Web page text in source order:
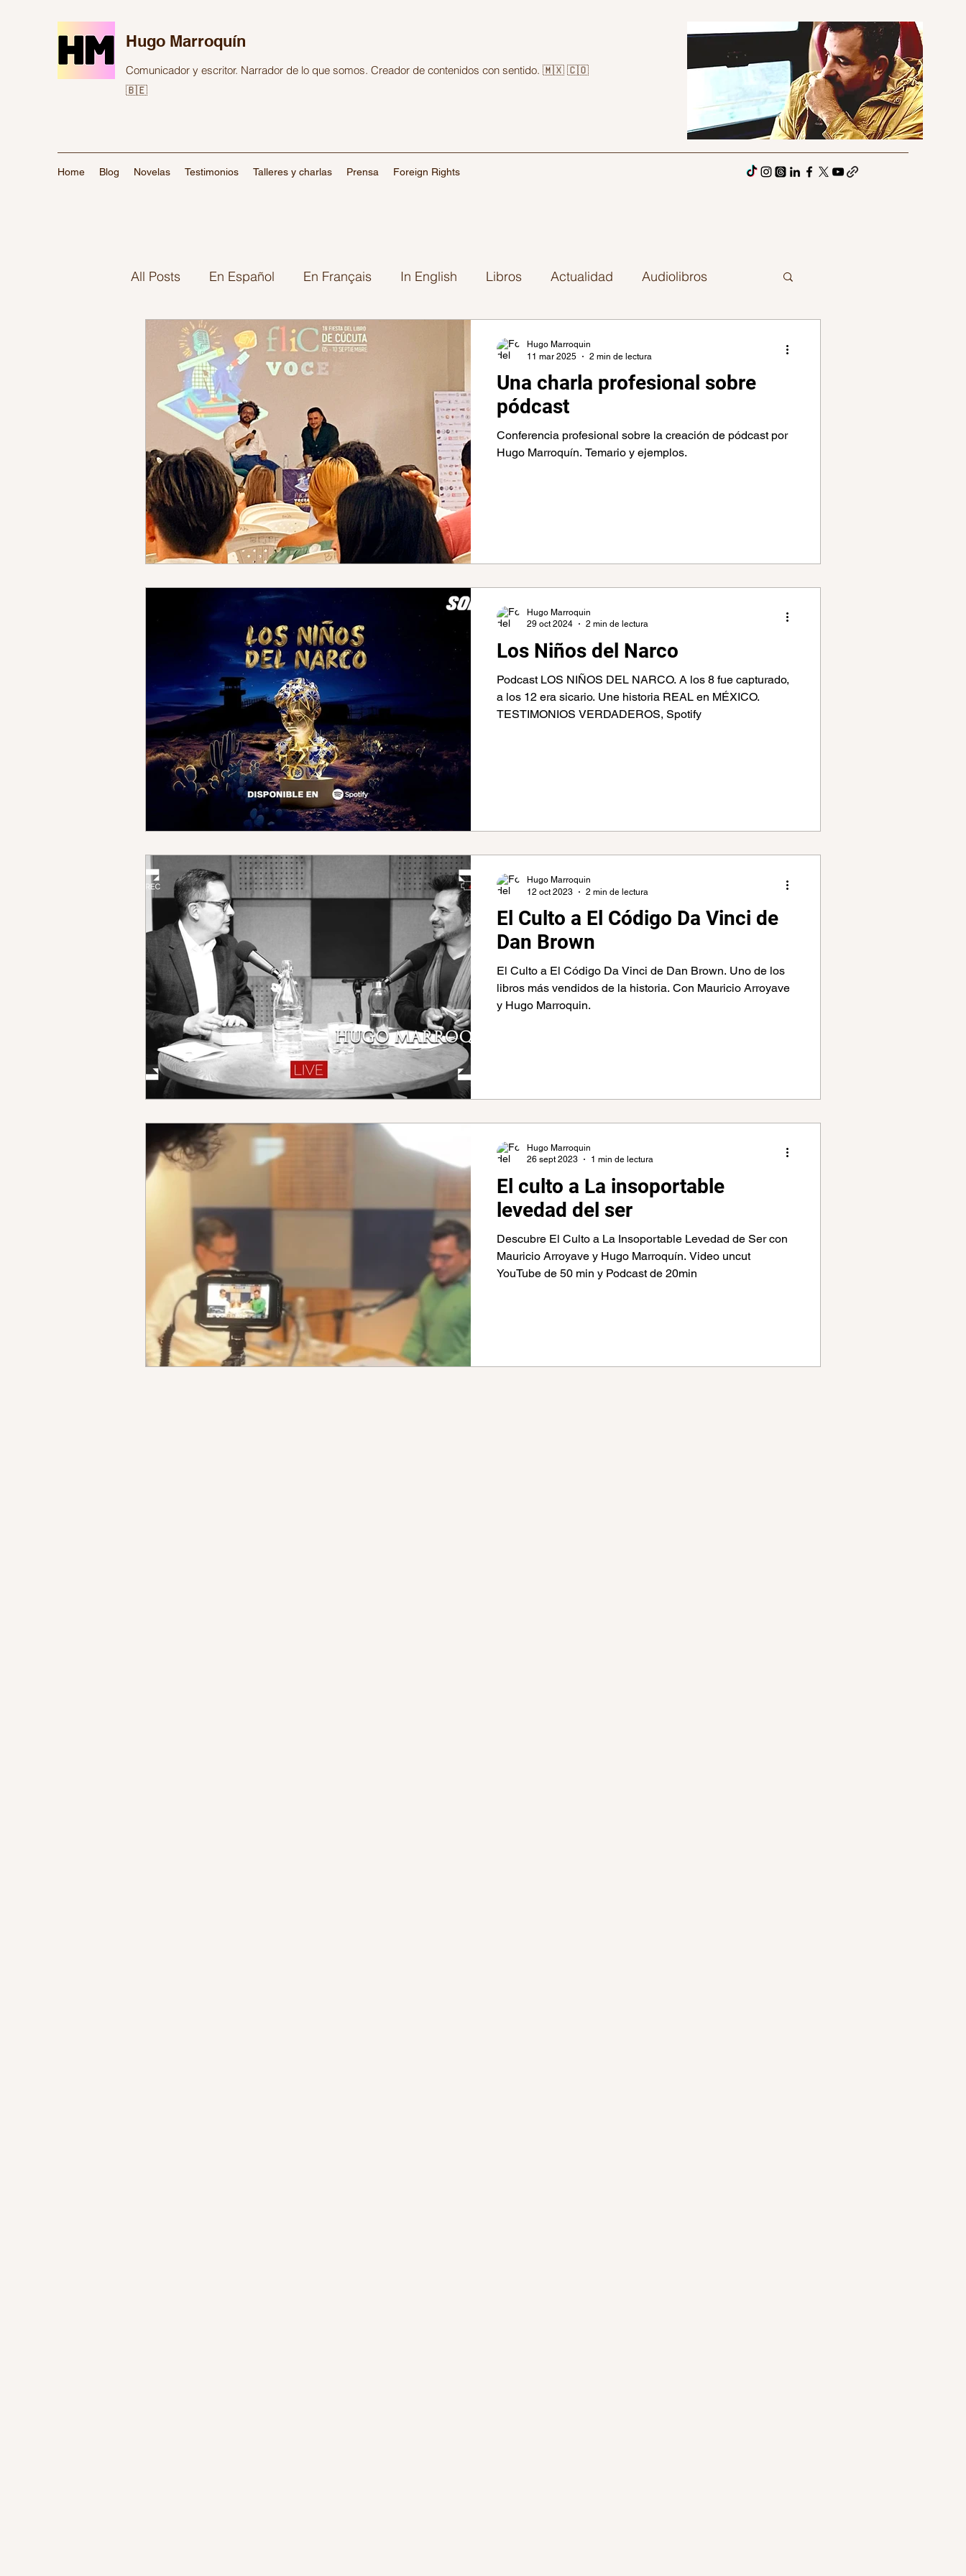
Hugo Marroquín
Comunicador y escritor. Narrador de lo que somos. Creador de contenidos con sentido. 🇲🇽 🇨🇴
🇧🇪
Home Blog Novelas Testimonios Talleres y charlas Prensa Foreign Rights
All Posts En Español En Français In English Libros Actualidad Audiolibros
Audiovisual Bizarro Comunicación
Inteligencia Artificial los años de los amantes Mexico Reflexiones Podcast Política
Viajes Gaming Fuera del Algoritmo
Una charla profesional sobre
pódcast
Conferencia profesional sobre la creación de pódcast por
Hugo Marroquín. Temario y ejemplos.
Hugo Marroquin
11 mar 2025
2 min de lectura
Los Niños del Narco
Podcast LOS NIÑOS DEL NARCO. A los 8 fue capturado,
a los 12 era sicario. Une historia REAL en MÉXICO.
TESTIMONIOS VERDADEROS, Spotify
Hugo Marroquin
29 oct 2024
2 min de lectura
El Culto a El Código Da Vinci de
Dan Brown
El Culto a El Código Da Vinci de Dan Brown. Uno de los
libros más vendidos de la historia. Con Mauricio Arroyave
y Hugo Marroquin.
Hugo Marroquin
12 oct 2023
2 min de lectura
El culto a La insoportable
levedad del ser
Descubre El Culto a La Insoportable Levedad de Ser con
Mauricio Arroyave y Hugo Marroquín. Video uncut
YouTube de 50 min y Podcast de 20min
Hugo Marroquin
26 sept 2023
1 min de lectura